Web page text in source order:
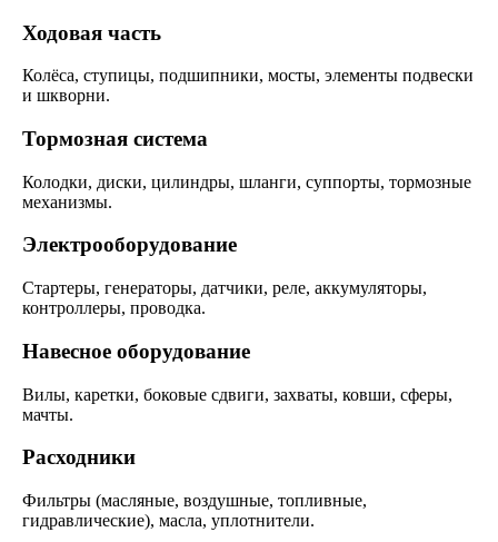
Ходовая часть
Колёса, ступицы, подшипники, мосты, элементы подвески
и шкворни.
Тормозная система
Колодки, диски, цилиндры, шланги, суппорты, тормозные
механизмы.
Электрооборудование
Стартеры, генераторы, датчики, реле, аккумуляторы,
контроллеры, проводка.
Навесное оборудование
Вилы, каретки, боковые сдвиги, захваты, ковши, сферы,
мачты.
Расходники
Фильтры (масляные, воздушные, топливные,
гидравлические), масла, уплотнители.